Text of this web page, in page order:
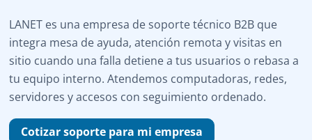
LANET es una empresa de soporte técnico B2B que
integra mesa de ayuda, atención remota y visitas en
sitio cuando una falla detiene a tus usuarios o rebasa a
tu equipo interno. Atendemos computadoras, redes,
servidores y accesos con seguimiento ordenado.
Cotizar soporte para mi empresa